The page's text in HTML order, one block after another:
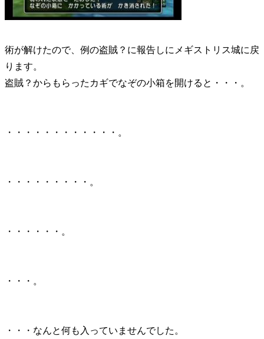
術が解けたので、例の盗賊？に報告しにメギストリス城に戻
ります。
盗賊？からもらったカギでなぞの小箱を開けると・・・。
・・・・・・・・・・・・。
・・・・・・・・・。
・・・・・・。
・・・。
・・・なんと何も入っていませんでした。